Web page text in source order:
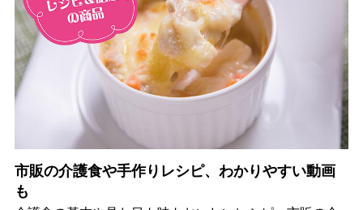
市販の介護食や手作りレシピ、わかりやすい動画
も